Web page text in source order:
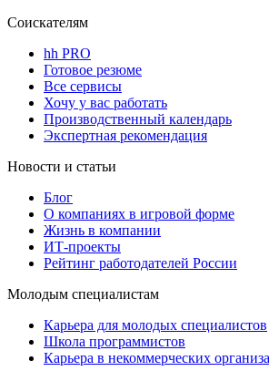
Соискателям
hh PRO
Готовое резюме
Все сервисы
Хочу у вас работать
Производственный календарь
Экспертная рекомендация
Новости и статьи
Блог
О компаниях в игровой форме
Жизнь в компании
ИТ-проекты
Рейтинг работодателей России
Молодым специалистам
Карьера для молодых специалистов
Школа программистов
Карьера в некоммерческих